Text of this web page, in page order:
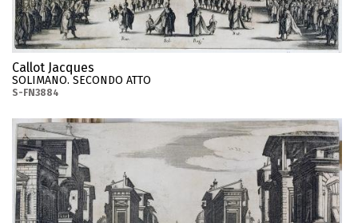
Callot Jacques
SOLIMANO. SECONDO ATTO
S-FN3884